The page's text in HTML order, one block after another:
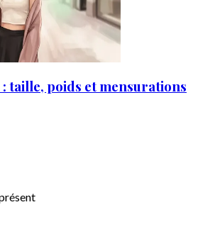
taille, poids et mensurations